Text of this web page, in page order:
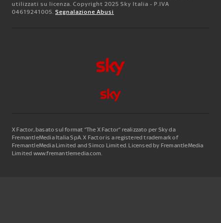
utilizzati su licenza. Copyright 2025 Sky Italia - P.IVA
04619241005. Segnalazione Abusi
X Factor, basato sul format “The X Factor” realizzato per Sky da
FremantleMedia Italia SpA.X Factor is a registered trademark of
FremantleMedia Limited and Simco Limited. Licensed by FremantleMedia
Limited www.fremantlemedia.com.